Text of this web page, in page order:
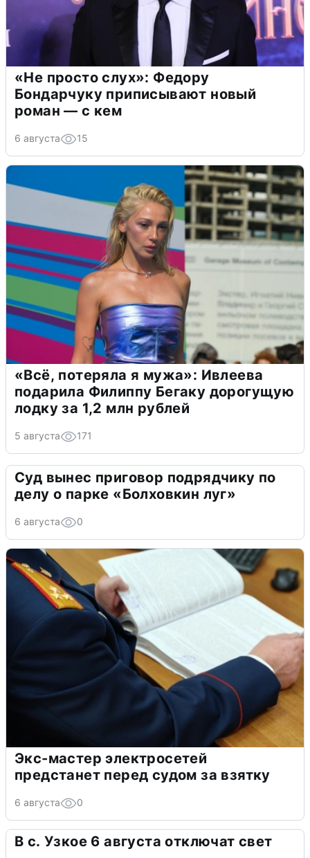
«Не просто слух»: Федору
Бондарчуку приписывают новый
роман — с кем
6 августа 15
«Всё, потеряла я мужа»: Ивлеева
подарила Филиппу Бегаку дорогущую
лодку за 1,2 млн рублей
5 августа 171
Суд вынес приговор подрядчику по
делу о парке «Болховкин луг»
6 августа 0
Экс-мастер электросетей
предстанет перед судом за взятку
6 августа 0
В с. Узкое 6 августа отключат свет